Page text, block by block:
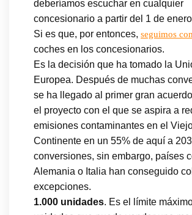
deberíamos escuchar en cualquier
concesionario a partir del 1 de
Si es que, por entonces, seguimos
coches en los concesionarios.
Es la decisión que ha tomado la
Europea. Después de muchas
se ha llegado al primer gran
el proyecto con el que se aspira a
emisiones contaminantes en el
Continente en un 55% de aquí a
conversiones, sin embargo, países
Alemania o Italia han conseguido
excepciones.
1.000 unidades. Es el límite